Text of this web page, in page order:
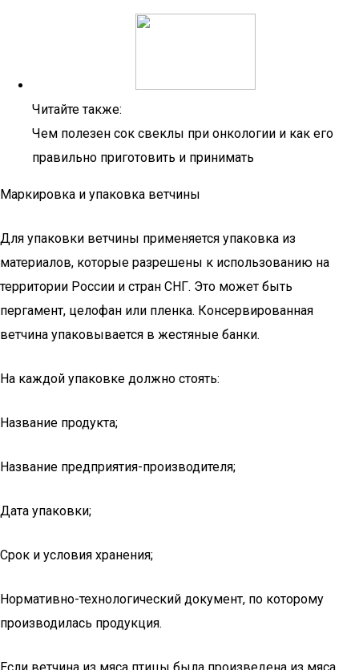
Читайте также:
Чем полезен сок свеклы при онкологии и как его
правильно приготовить и принимать
Маркировка и упаковка ветчины
Для упаковки ветчины применяется упаковка из
материалов, которые разрешены к использованию на
территории России и стран СНГ. Это может быть
пергамент, целофан или пленка. Консервированная
ветчина упаковывается в жестяные банки.
На каждой упаковке должно стоять:
Название продукта;
Название предприятия-производителя;
Дата упаковки;
Срок и условия хранения;
Нормативно-технологический документ, по которому
производилась продукция.